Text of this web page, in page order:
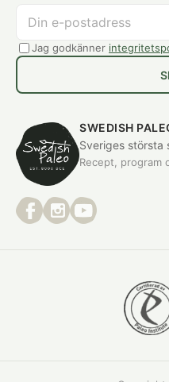
SWEDISH
Sveriges största
Recept, program
Jag godkänner